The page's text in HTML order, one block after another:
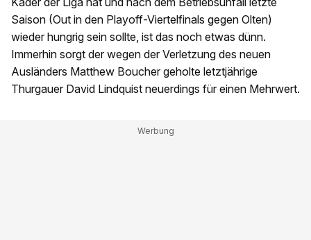
Saison (Out in den Playoff-Viertelfinals gegen Olten)
wieder hungrig sein sollte, ist das noch etwas dünn.
Immerhin sorgt der wegen der Verletzung des neuen
Ausländers Matthew Boucher geholte letztjährige
Thurgauer David Lindquist neuerdings für einen Mehrwert.